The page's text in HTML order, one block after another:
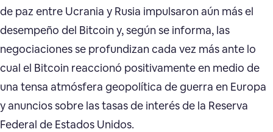
de paz entre Ucrania y Rusia impulsaron aún más el
desempeño del Bitcoin y, según se informa, las
negociaciones se profundizan cada vez más ante lo
cual el Bitcoin reaccionó positivamente en medio de
una tensa atmósfera geopolítica de guerra en Europa
y anuncios sobre las tasas de interés de la Reserva
Federal de Estados Unidos.